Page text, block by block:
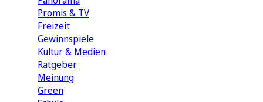
Promis & TV
Freizeit
Gewinnspiele
Kultur & Medien
Ratgeber
Meinung
Green